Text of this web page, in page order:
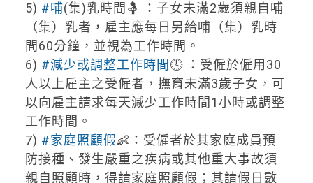
5) #哺(集)乳時間🤱 ：子女未滿2歲須親自哺
（集）乳者，雇主應每日另給哺（集）乳時
間60分鐘，並視為工作時間。
6) #減少或調整工作時間🕓 ：受僱於僱用30
人以上雇主之受僱者，撫育未滿3歲子女，可
以向雇主請求每天減少工作時間1小時或調整
工作時間。
7) #家庭照顧假👶：受僱者於其家庭成員預
防接種、發生嚴重之疾病或其他重大事故須
親自照顧時，得請家庭照顧假；其請假日數